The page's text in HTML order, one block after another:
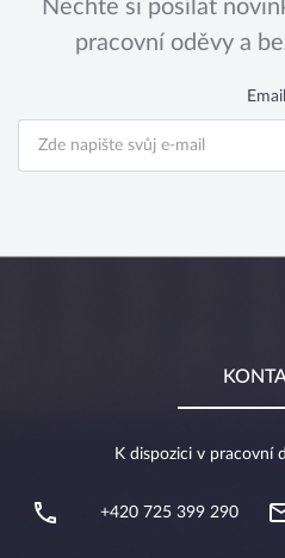
Nechte si posílat
pracovní oděvy a
Email
K dispozici v pracovní
+420 725 399 290